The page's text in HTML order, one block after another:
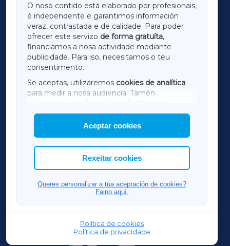
O noso contido está elaborado por profesionais,
é independente e garantimos información
veraz, contrastada e de calidade. Para poder
ofrecer este servizo de forma gratuíta,
financiamos a nosa actividade mediante
publicidade. Para iso, necesitamos o teu
consentimento.
Se aceptas, utilizaremos cookies de analítica
para medir a nosa audiencia. Tamén
utilizaremos
cookies de marketing
mostrar publicidade de terceiros.
Así mesmo, podes personalizar a elección das
cookies que desexas permitir.
Aceptar cookies
Rexeitar cookies
Queres personalizar a túa aceptación de cookies?
Faino aquí.
Política de cookies
Política de privacidade
LUGOXA
TERRACHAXA
AMARIÑAXA
RIBEIRASACRAXA
ACORUÑAXA
FERROLXA
OURENSEXA